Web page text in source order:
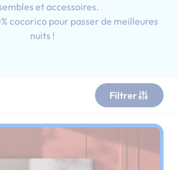
et accessoires.
cocorico pour passer de meilleures
nuits !
Filtrer